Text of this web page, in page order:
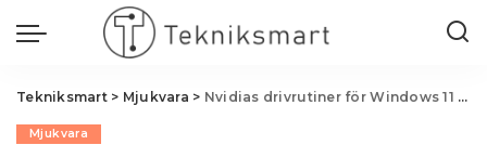
Tekniksmart> Mjukvara > Nvidias drivrutiner för Windows 11 är släppta (ladda ner här)
Mjukvara